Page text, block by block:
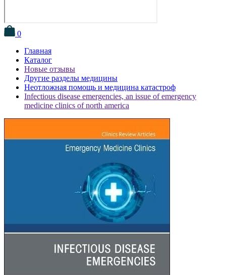
0
Главная
Каталог
Новые отзывы
Другие разделы медицины
Неотложная помощь и медицина катастроф
Infectious disease emergencies, an issue of emergency
medicine clinics of north america